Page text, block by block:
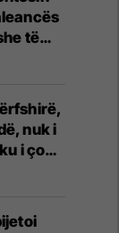
të
të
nuk i
i çon